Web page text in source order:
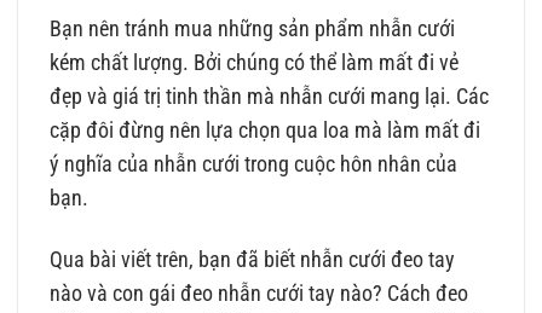
Bạn nên tránh mua những sản phẩm nhẫn cưới
kém chất lượng. Bởi chúng có thể làm mất đi vẻ
đẹp và giá trị tinh thần mà nhẫn cưới mang lại. Các
cặp đôi đừng nên lựa chọn qua loa mà làm mất đi
ý nghĩa của nhẫn cưới trong cuộc hôn nhân của
bạn.
Qua bài viết trên, bạn đã biết nhẫn cưới đeo tay
nào và con gái đeo nhẫn cưới tay nào? Cách đeo